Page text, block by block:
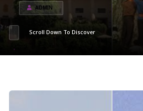
ADMIN
Scroll Down To Discover